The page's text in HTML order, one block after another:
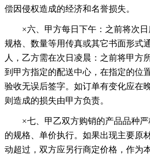
偿因侵权造成的经济和名誉损失。
×六、甲方每日下午：之前将次日
规格、数量等用传真或其它书面形式
人，乙方需在次日凌晨：之前将甲方
到甲方指定的配送中心，在指定的位
验收无误后签字。如订单有变化应在
则造成的损失由甲方负责。
×七、甲乙双方购销的产品品种
的规格、单价执行。如果出现主要原
动超过，双方应另行商定价格，作为